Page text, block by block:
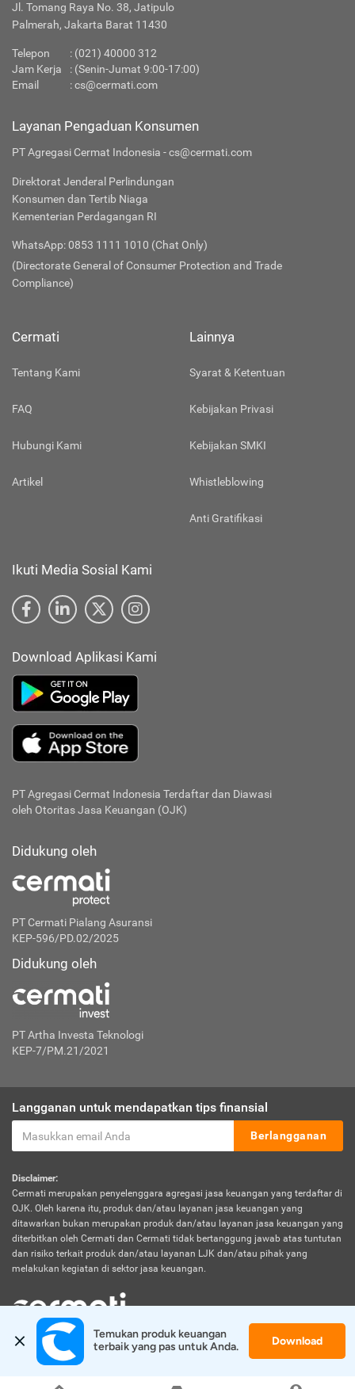
Jl. Tomang Raya No. 38, Jatipulo
Palmerah, Jakarta Barat 11430
Telepon : (021) 40000 312
Jam Kerja
: (Senin-Jumat 9:00-17:00)
Email
:cs@cermati.com
Layanan Pengaduan Konsumen
PT Agregasi Cermat Indonesia - cs@cermati.com
Direktorat Jenderal Perlindungan
Konsumen dan Tertib Niaga
Kementerian Perdagangan RI
WhatsApp: 0853 1111 1010 (Chat Only)
(Directorate General of Consumer Protection and Trade
Compliance)
Cermati
Tentang Kami
FAQ
Hubungi Kami
Artikel
Lainnya
Syarat & Ketentuan
Kebijakan Privasi
Kebijakan SMKI
Whistleblowing
Anti Gratifikasi
Ikuti Media Sosial Kami
Download Aplikasi Kami
PT Agregasi Cermat Indonesia Terdaftar dan Diawasi
oleh Otoritas Jasa Keuangan (OJK)
Didukung oleh
PT Cermati Pialang Asuransi
KEP-596/PD.02/2025
Didukung oleh
PT Artha Investa Teknologi
KEP-7/PM.21/2021
Langganan untuk mendapatkan tips finansial
Berlangganan
Disclaimer:
Cermati merupakan penyelenggara agregasi jasa keuangan yang terdaftar di
OJK. Oleh karena itu, produk dan/atau layanan jasa keuangan yang
ditawarkan bukan merupakan produk dan/atau layanan jasa keuangan yang
diterbitkan oleh Cermati dan Cermati tidak bertanggung jawab atas tuntutan
dan risiko terkait produk dan/atau layanan LJK dan/atau pihak yang
melakukan kegiatan di sektor jasa keuangan.
© 2026 Cermati. All Rights Reserved.
Temukan produk keuangan
terbaik yang pas untuk Anda.
Download